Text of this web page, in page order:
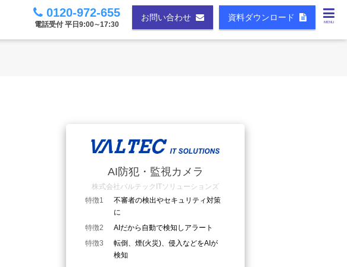
MENU
資料ダウンロード
お問い合わせ
0120-972-655
電話受付 平日9:00∼17:30
AI防犯・監視カメラ
株式会社バルテックITソリューションズ
特徴1
不審者の検出やセキュリティ対策
に
特徴2
AIだから自動で検知しアラート
特徴3
転倒、煙(火災)、侵入などをAIが
検知